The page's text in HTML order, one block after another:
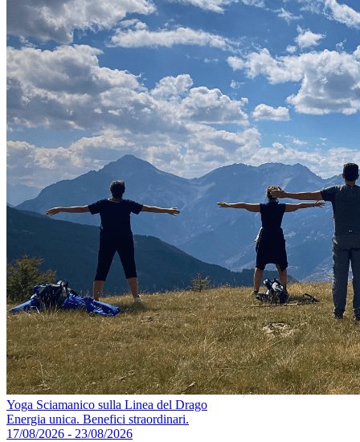
Yoga Sciamanico sulla Linea del Drago
Energia unica. Benefici straordinari.
17/08/2026 - 23/08/2026